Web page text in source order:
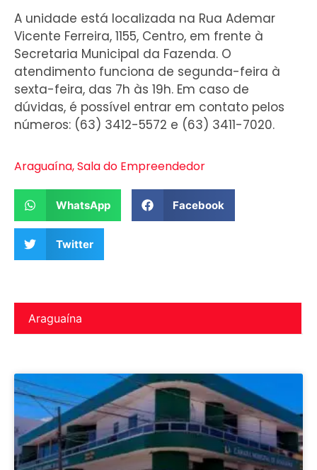
A unidade está localizada na Rua Ademar
Vicente Ferreira, 1155, Centro, em frente à
Secretaria Municipal da Fazenda. O
atendimento funciona de segunda-feira à
sexta-feira, das 7h às 19h. Em caso de
dúvidas, é possível entrar em contato pelos
números: (63) 3412-5572 e (63) 3411-7020.
Araguaína,Sala do Empreendedor
WhatsApp Facebook
Twitter
Araguaína